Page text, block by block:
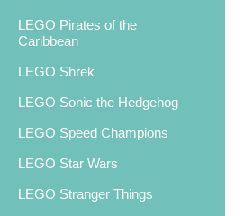
LEGO Pirates of the
Caribbean
LEGO Shrek
LEGO Sonic the Hedgehog
LEGO Speed Champions
LEGO Star Wars
LEGO Stranger Things